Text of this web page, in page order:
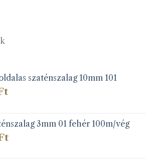
szaténszalag 10mm 101
3mm 01 fehér 100m/vég